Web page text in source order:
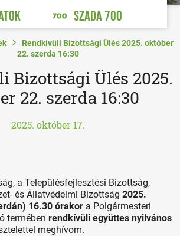
SZADA 700
Rendkívüli Bizottsági Ülés 2025. október
22. szerda 16:30
Bizottsági Ülés 2025.
22. szerda 16:30
2025. október 17.
a Településfejlesztési Bizottság,
és Állatvédelmi Bizottság2025.
16.30 órakor a Polgármesteri
termébenrendkívüli együttes nyilvános
meghívom.